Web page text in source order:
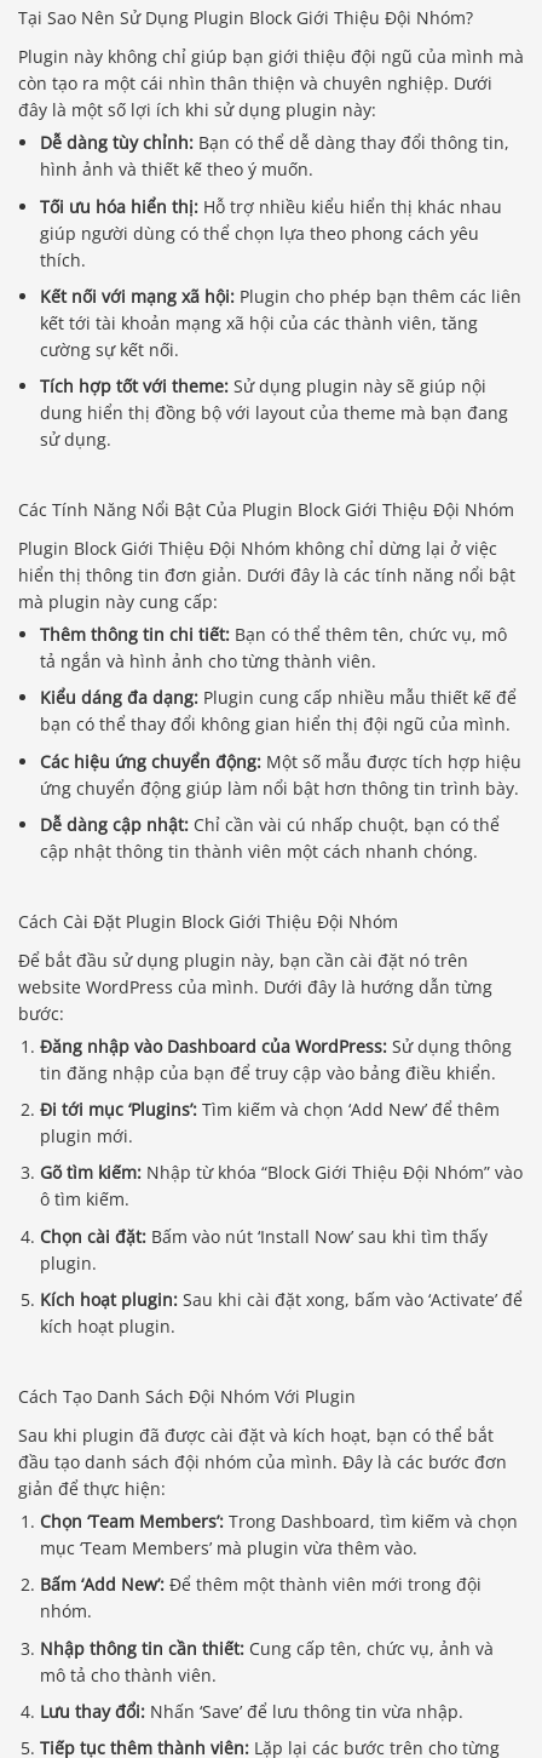
Tại Sao Nên Sử Dụng Plugin Block Giới Thiệu Đội Nhóm?
Plugin này không chỉ giúp bạn giới thiệu đội ngũ của mình mà
còn tạo ra một cái nhìn thân thiện và chuyên nghiệp. Dưới
đây là một số lợi ích khi sử dụng plugin này:
Dễ dàng tùy chỉnh: Bạn có thể dễ dàng thay đổi thông tin,
hình ảnh và thiết kế theo ý muốn.
Tối ưu hóa hiển thị: Hỗ trợ nhiều kiểu hiển thị khác nhau
giúp người dùng có thể chọn lựa theo phong cách yêu
thích.
Kết nối với mạng xã hội: Plugin cho phép bạn thêm các liên
kết tới tài khoản mạng xã hội của các thành viên, tăng
cường sự kết nối.
Tích hợp tốt với theme: Sử dụng plugin này sẽ giúp nội
dung hiển thị đồng bộ với layout của theme mà bạn đang
sử dụng.
Các Tính Năng Nổi Bật Của Plugin Block Giới Thiệu Đội Nhóm
Plugin Block Giới Thiệu Đội Nhóm không chỉ dừng lại ở việc
hiển thị thông tin đơn giản. Dưới đây là các tính năng nổi bật
mà plugin này cung cấp:
Thêm thông tin chi tiết: Bạn có thể thêm tên, chức vụ, mô
tả ngắn và hình ảnh cho từng thành viên.
Kiểu dáng đa dạng: Plugin cung cấp nhiều mẫu thiết kế để
bạn có thể thay đổi không gian hiển thị đội ngũ của mình.
Các hiệu ứng chuyển động: Một số mẫu được tích hợp hiệu
ứng chuyển động giúp làm nổi bật hơn thông tin trình bày.
Dễ dàng cập nhật: Chỉ cần vài cú nhấp chuột, bạn có thể
cập nhật thông tin thành viên một cách nhanh chóng.
Cách Cài Đặt Plugin Block Giới Thiệu Đội Nhóm
Để bắt đầu sử dụng plugin này, bạn cần cài đặt nó trên
website WordPress của mình. Dưới đây là hướng dẫn từng
bước:
Đăng nhập vào Dashboard của WordPress: Sử dụng thông
tin đăng nhập của bạn để truy cập vào bảng điều khiển.
Đi tới mục ‘Plugins’: Tìm kiếm và chọn ‘Add New’ để thêm
plugin mới.
Gõ tìm kiếm: Nhập từ khóa “Block Giới Thiệu Đội Nhóm” vào
ô tìm kiếm.
Chọn cài đặt: Bấm vào nút ‘Install Now’ sau khi tìm thấy
plugin.
Kích hoạt plugin: Sau khi cài đặt xong, bấm vào ‘Activate’ để
kích hoạt plugin.
Cách Tạo Danh Sách Đội Nhóm Với Plugin
Sau khi plugin đã được cài đặt và kích hoạt, bạn có thể bắt
đầu tạo danh sách đội nhóm của mình. Đây là các bước đơn
giản để thực hiện:
Chọn ‘Team Members’: Trong Dashboard, tìm kiếm và chọn
mục ‘Team Members’ mà plugin vừa thêm vào.
Bấm ‘Add New’: Để thêm một thành viên mới trong đội
nhóm.
Nhập thông tin cần thiết: Cung cấp tên, chức vụ, ảnh và
mô tả cho thành viên.
Lưu thay đổi: Nhấn ‘Save’ để lưu thông tin vừa nhập.
Tiếp tục thêm thành viên: Lặp lại các bước trên cho từng